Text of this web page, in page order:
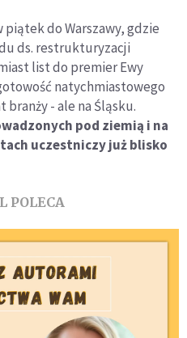
do Warszawy, gdzie
ds. restrukturyzacji
list do premier Ewy
natychmiastowego
- ale na Śląsku.
pod ziemią i na
uczestniczy już blisko
POLECA